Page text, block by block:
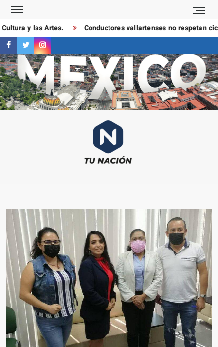
Saltar
contenidoy las Artes. Conductores vallartenses no respetan
facebook
twitterinstagram